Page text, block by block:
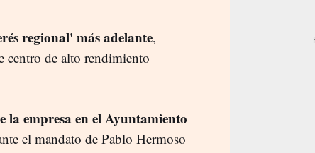
regional' más adelante,
centro de alto rendimiento
la empresa en el Ayuntamiento
el mandato de Pablo Hermoso